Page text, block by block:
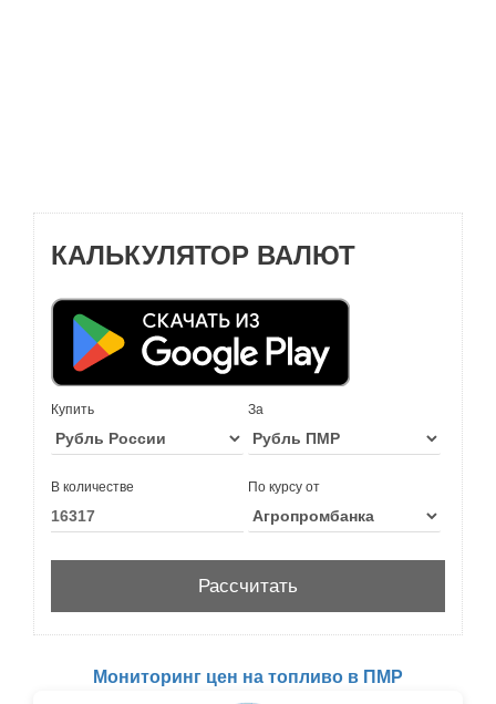
КАЛЬКУЛЯТОР ВАЛЮТ
Купить За
В количестве По курсу от
Мониторинг цен на топливо в ПМР